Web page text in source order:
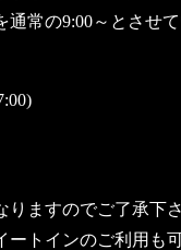
常の9:00～とさせて
ますのでご了承下さ
トインのご利用も